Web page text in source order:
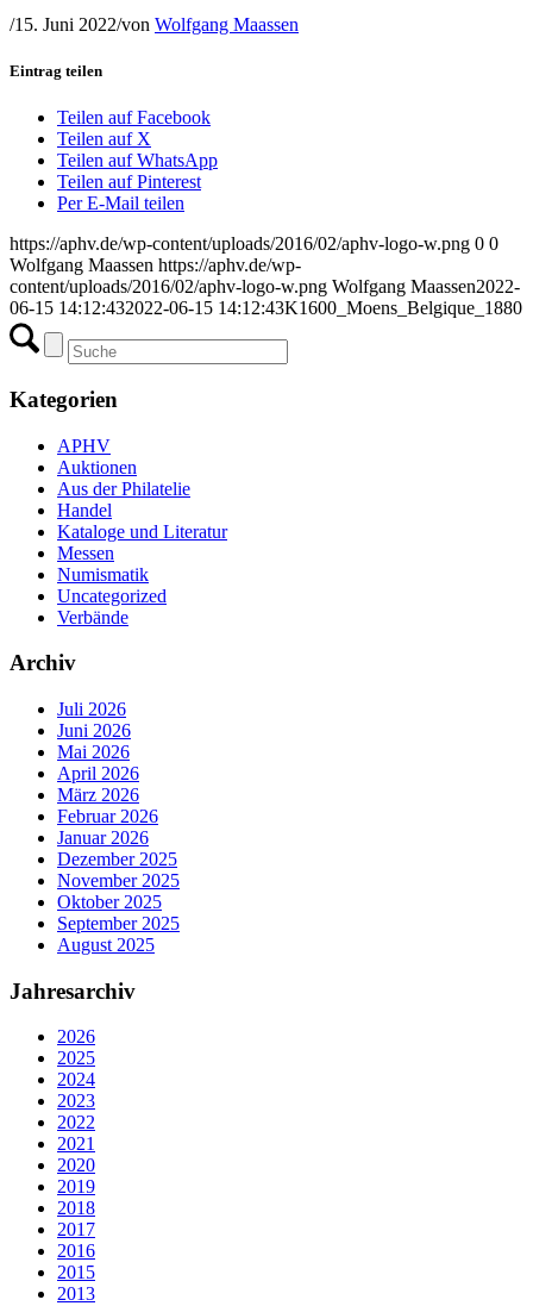
/15. Juni 2022/von Wolfgang Maassen
Eintrag teilen
Teilen auf Facebook
Teilen auf X
Teilen auf WhatsApp
Teilen auf Pinterest
Per E-Mail teilen
https://aphv.de/wp-content/uploads/2016/02/aphv-logo-w.png 0 0
Wolfgang Maassen https://aphv.de/wp-
content/uploads/2016/02/aphv-logo-w.png Wolfgang Maassen2022-
06-15 14:12:432022-06-15 14:12:43K1600_Moens_Belgique_1880
Kategorien
APHV
Auktionen
Aus der Philatelie
Handel
Kataloge und Literatur
Messen
Numismatik
Uncategorized
Verbände
Archiv
Juli 2026
Juni 2026
Mai 2026
April 2026
März 2026
Februar 2026
Januar 2026
Dezember 2025
November 2025
Oktober 2025
September 2025
August 2025
Jahresarchiv
2026
2025
2024
2023
2022
2021
2020
2019
2018
2017
2016
2015
2013